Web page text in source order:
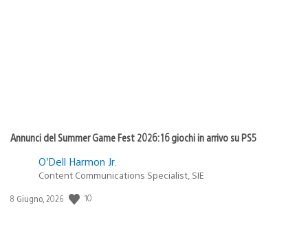
Annunci del Summer Game Fest 2026: 16 giochi in arrivo su PS5
O’Dell Harmon Jr.
Content Communications Specialist, SIE
Data
8 Giugno, 2026 10